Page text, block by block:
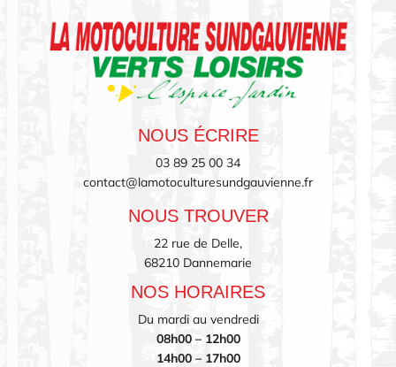
NOUS ÉCRIRE
03 89 25 00 34
contact@lamotoculturesundgauvienne.fr
NOUS TROUVER
22 rue de Delle,
68210 Dannemarie
NOS HORAIRES
Du mardi au vendredi
08h00 – 12h00
14h00 – 17h00